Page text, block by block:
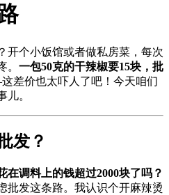
开个小饭馆或者做私房菜，每次
。 一包50克的干辣椒要15块，批
差价也太吓人了吧！今天咱们
儿。
发？
在调料上的钱超过2000块了吗？
批发这条路。我认识个开麻辣烫